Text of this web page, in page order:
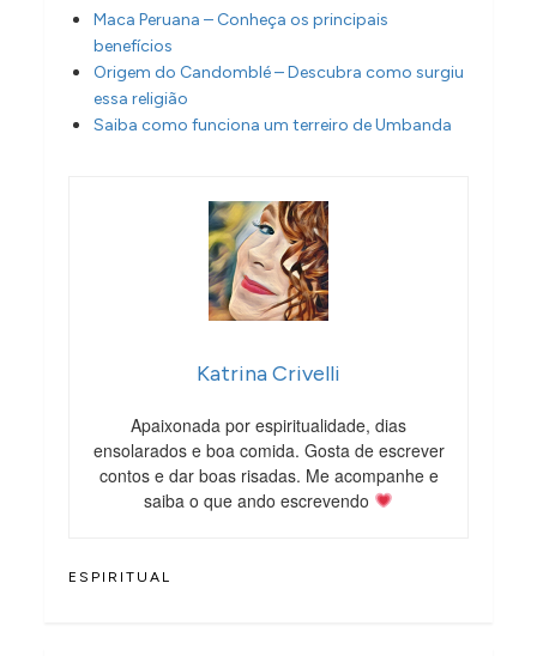
Maca Peruana – Conheça os principais
benefícios
Origem do Candomblé – Descubra como surgiu
essa religião
Saiba como funciona um terreiro de Umbanda
Katrina Crivelli
Apaixonada por espiritualidade, dias
ensolarados e boa comida. Gosta de escrever
contos e dar boas risadas. Me acompanhe e
saiba o que ando escrevendo
ESPIRITUAL